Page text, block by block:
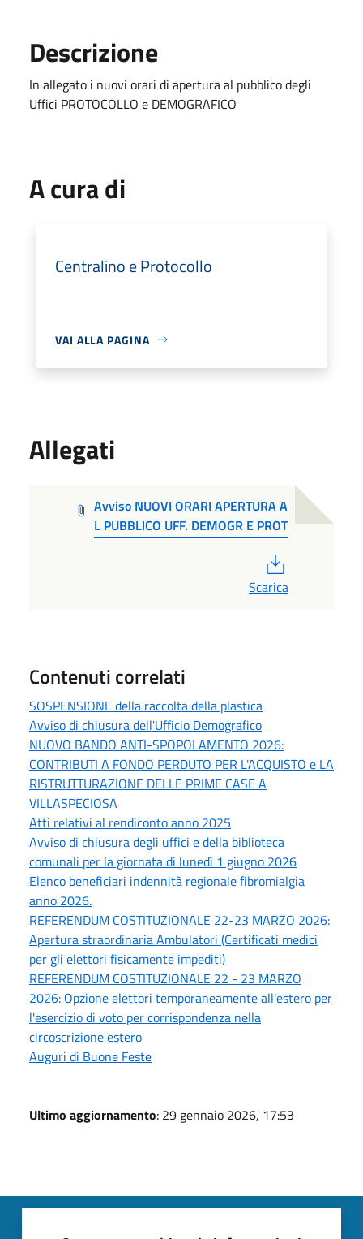
Descrizione
In allegato i nuovi orari di apertura al pubblico degli
Uffici PROTOCOLLO e DEMOGRAFICO
A cura di
Centralino e Protocollo
VAI ALLA PAGINA
Allegati
Avviso NUOVI ORARI APERTURA A
L PUBBLICO UFF. DEMOGR E PROT
Scarica
Contenuti correlati
SOSPENSIONE della raccolta della plastica
Avviso di chiusura dell'Ufficio Demografico
NUOVO BANDO ANTI-SPOPOLAMENTO 2026:
CONTRIBUTI A FONDO PERDUTO PER L'ACQUISTO e LA
RISTRUTTURAZIONE DELLE PRIME CASE A
VILLASPECIOSA
Atti relativi al rendiconto anno 2025
Avviso di chiusura degli uffici e della biblioteca
comunali per la giornata di lunedì 1 giugno 2026
Elenco beneficiari indennità regionale fibromialgia
anno 2026.
REFERENDUM COSTITUZIONALE 22-23 MARZO 2026:
Apertura straordinaria Ambulatori (Certificati medici
per gli elettori fisicamente impediti)
REFERENDUM COSTITUZIONALE 22 - 23 MARZO
2026: Opzione elettori temporaneamente all'estero per
l'esercizio di voto per corrispondenza nella
circoscrizione estero
Auguri di Buone Feste
Ultimo aggiornamento: 29 gennaio 2026, 17:53